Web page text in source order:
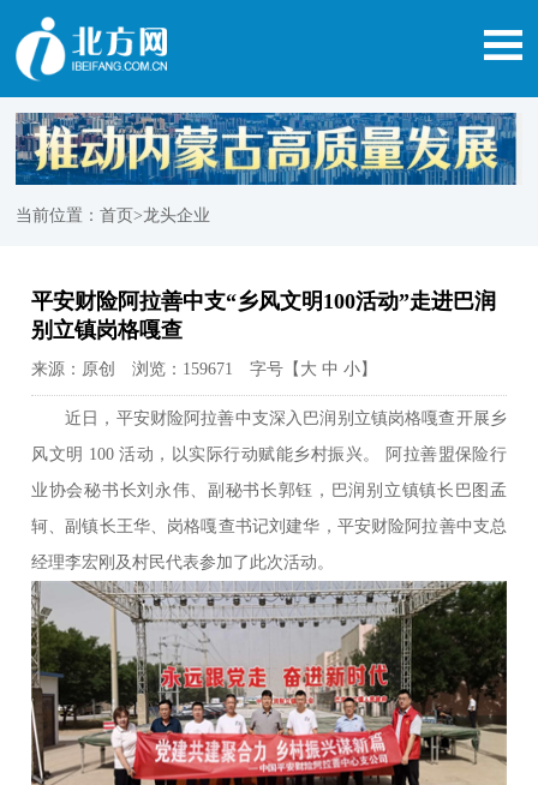
当前位置：首页>龙头企业
平安财险阿拉善中支“乡风文明100活动”走进巴润
别立镇岗格嘎查
来源：原创 浏览：159671 字号【 大 中 小】
近日，平安财险阿拉善中支深入巴润别立镇岗格嘎查开展乡
风文明 100 活动，以实际行动赋能乡村振兴。 阿拉善盟保险行
业协会秘书长刘永伟、副秘书长郭钰，巴润别立镇镇长巴图孟
轲、副镇长王华、岗格嘎查书记刘建华，平安财险阿拉善中支总
经理李宏刚及村民代表参加了此次活动。